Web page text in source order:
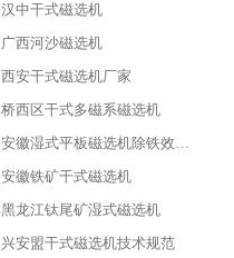
汉中干式磁选机
广西河沙磁选机
西安干式磁选机厂家
桥西区干式多磁系磁选机
安徽湿式平板磁选机除铁效果怎么样
安徽铁矿干式磁选机
黑龙江钛尾矿湿式磁选机
兴安盟干式磁选机技术规范